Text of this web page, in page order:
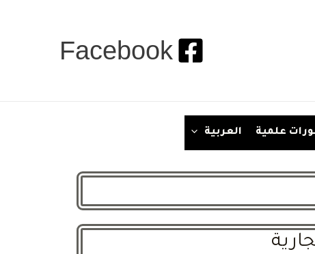
Facebook
علمية العربية